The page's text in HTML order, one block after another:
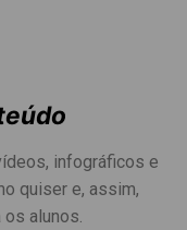
infográficos e
quiser e, assim,
os alunos.